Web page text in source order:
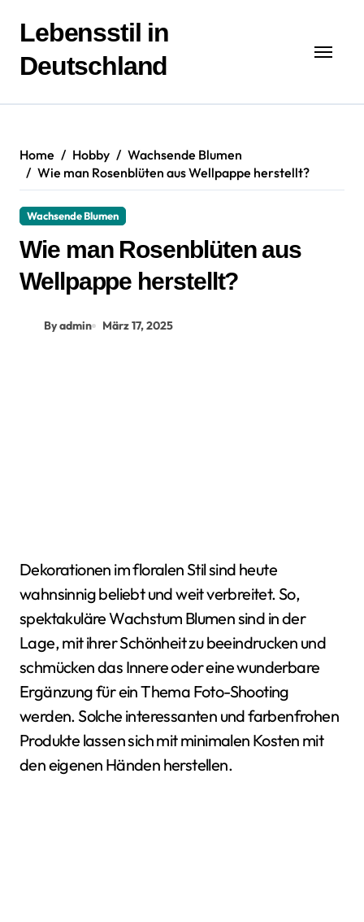
Inhalt
springen
Lebensstil in
Deutschland
Home Hobby
Wachsende Blumen
Wie man Rosenblüten aus Wellpappe herstellt?
Wachsende Blumen
Wie man Rosenblüten aus
Wellpappe herstellt?
By admin März 17, 2025
Dekorationen im floralen Stil sind heute
wahnsinnig beliebt und weit verbreitet. So,
spektakuläre Wachstum Blumen sind in der
Lage, mit ihrer Schönheit zu beeindrucken und
schmücken das Innere oder eine wunderbare
Ergänzung für ein Thema Foto-Shooting
werden. Solche interessanten und farbenfrohen
Produkte lassen sich mit minimalen Kosten mit
den eigenen Händen herstellen.